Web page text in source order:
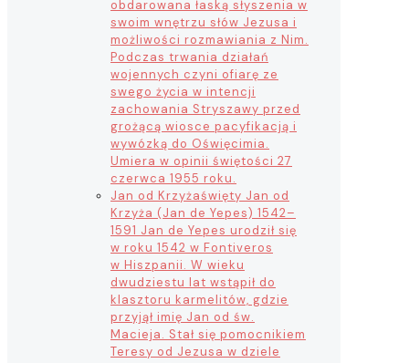
obdarowana łaską słyszenia w
swoim wnętrzu słów Jezusa i
możliwości rozmawiania z Nim.
Podczas trwania działań
wojennych czyni ofiarę ze
swego życia w intencji
zachowania Stryszawy przed
grożącą wiosce pacyfikacją i
wywózką do Oświęcimia.
Umiera w opinii świętości 27
czerwca 1955 roku.
Jan od Krzyżaświęty Jan od
Krzyża (Jan de Yepes) 1542–
1591 Jan de Yepes urodził się
w roku 1542 w Fontiveros
w Hiszpanii. W wieku
dwudziestu lat wstąpił do
klasztoru karmelitów, gdzie
przyjął imię Jan od św.
Macieja. Stał się pomocnikiem
Teresy od Jezusa w dziele